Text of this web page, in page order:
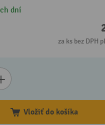
dní
za ks bez DPH
Vložiť do košíka